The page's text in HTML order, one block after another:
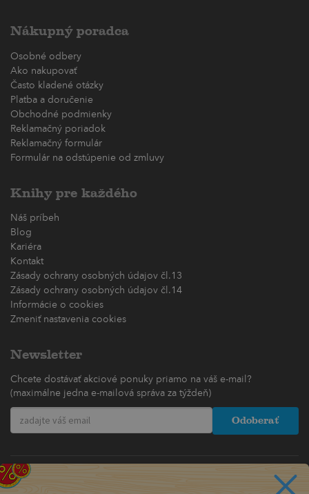
Nákupný poradca
Osobné odbery
Ako nakupovať
Často kladené otázky
Platba a doručenie
Obchodné podmienky
Reklamačný poriadok
Reklamačný formulár
Formulár na odstúpenie od zmluvy
Knihy pre každého
Náš príbeh
Blog
Kariéra
Kontakt
Zásady ochrany osobných údajov čl.13
Zásady ochrany osobných údajov čl.14
Informácie o cookies
Zmeniť nastavenia cookies
Newsletter
Chcete dostávať akciové ponuky priamo na váš e-mail?
(maximálne jedna e-mailová správa za týždeň)
Odoberať